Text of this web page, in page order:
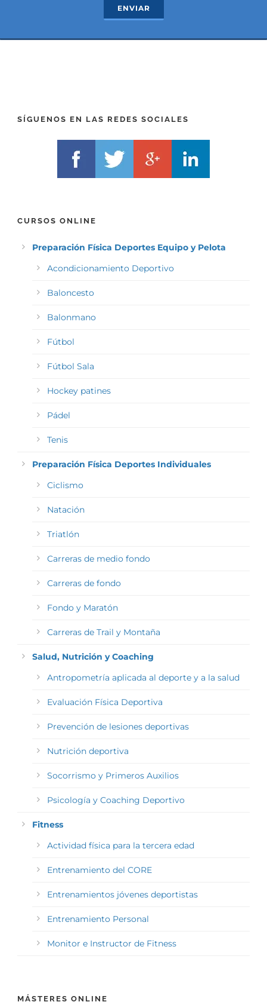
ENVIAR
SÍGUENOS EN LAS REDES SOCIALES
CURSOS ONLINE
Preparación Física Deportes Equipo y Pelota
Acondicionamiento Deportivo
Baloncesto
Balonmano
Fútbol
Fútbol Sala
Hockey patines
Pádel
Tenis
Preparación Física Deportes Individuales
Ciclismo
Natación
Triatlón
Carreras de medio fondo
Carreras de fondo
Fondo y Maratón
Carreras de Trail y Montaña
Salud, Nutrición y Coaching
Antropometría aplicada al deporte y a la salud
Evaluación Física Deportiva
Prevención de lesiones deportivas
Nutrición deportiva
Socorrismo y Primeros Auxilios
Psicología y Coaching Deportivo
Fitness
Actividad física para la tercera edad
Entrenamiento del CORE
Entrenamientos jóvenes deportistas
Entrenamiento Personal
Monitor e Instructor de Fitness
MÁSTERES ONLINE